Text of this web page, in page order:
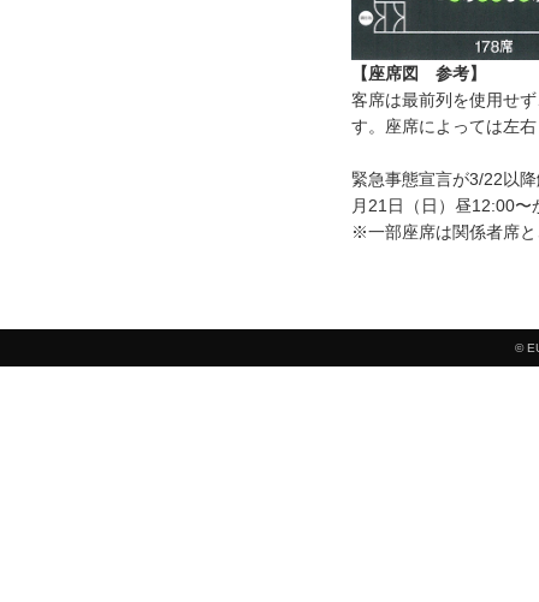
【座席図 参考】
客席は最前列を使用せ
す。座席によっては左
緊急事態宣言が3/22以
月21日（日）昼12:00
※一部座席は関係者席
©